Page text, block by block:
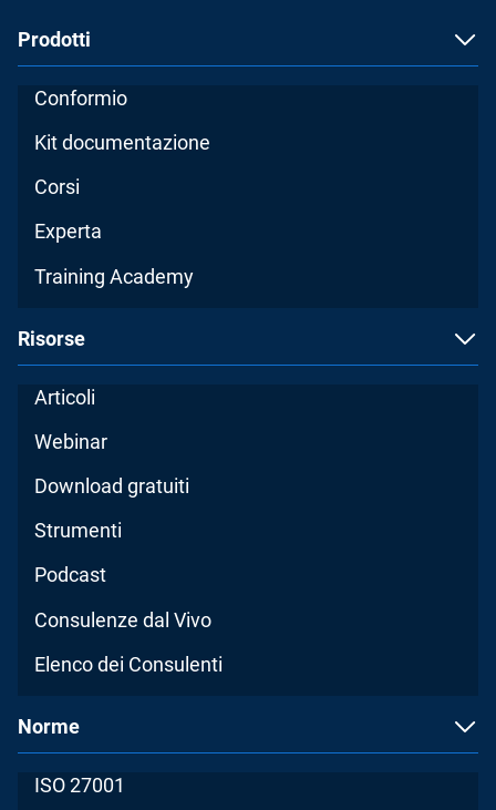
Prodotti
Conformio
Kit documentazione
Corsi
Experta
Training Academy
Risorse
Articoli
Webinar
Download gratuiti
Strumenti
Podcast
Consulenze dal Vivo
Elenco dei Consulenti
Norme
ISO 27001